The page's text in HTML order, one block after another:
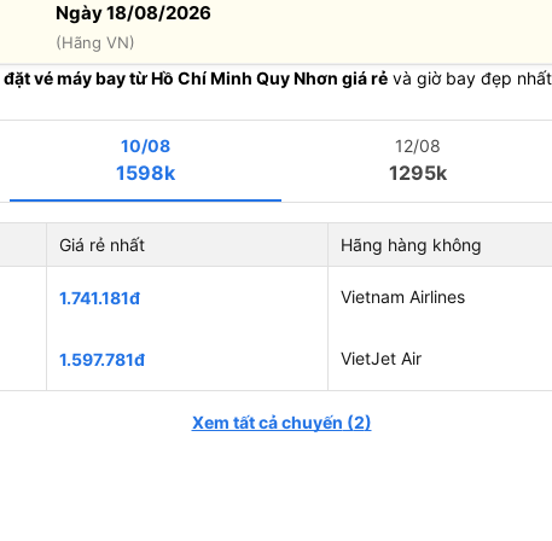
Ngày 18/08/2026
(Hãng VN)
đặt vé máy bay từ Hồ Chí Minh Quy Nhơn giá rẻ và giờ bay đẹp
10/08
1598k
12/08
1295k
Giá rẻ nhất Hãng hàng không
1.741.181đ Vietnam Airlines
1.597.781đ VietJet Air
Xem tất cả chuyến (2)